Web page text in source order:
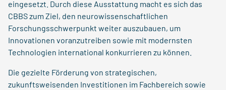
eingesetzt. Durch diese Ausstattung macht es sich das
CBBS zum Ziel, den neurowissenschaftlichen
Forschungsschwerpunkt weiter auszubauen, um
Innovationen voranzutreiben sowie mit modernsten
Technologien international konkurrieren zu können.
Die gezielte Förderung von strategischen,
zukunftsweisenden Investitionen im Fachbereich sowie